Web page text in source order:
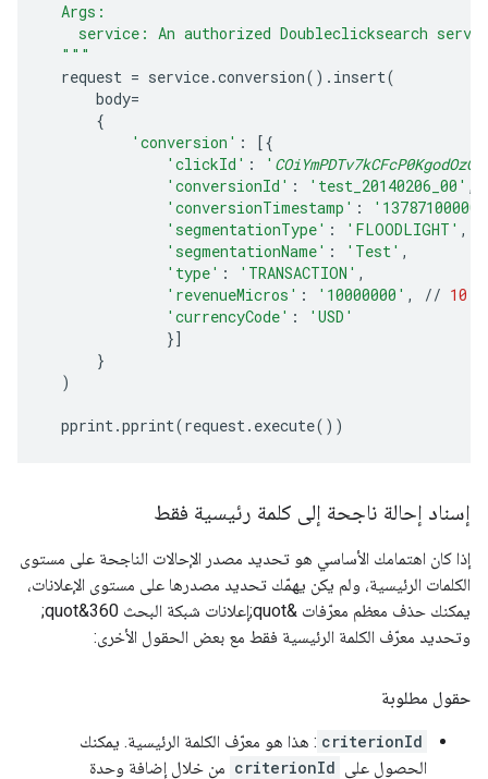
  Args:
service: An authorized Doubleclicksearch
  """
request = service.conversion() . insert(
body=
{
'conversion' :
[{
'clickId' : '
'conversionId' : 'test_20140206_00' ,
'conversionTimestamp' :
'segmentationType' : 'FLOODLIGHT' ,
'segmentationName' : 'Test' ,
'type' : 'TRANSACTION' ,
'revenueMicros' : '10000000' , // 10
'currencyCode' :
'USD'
}]
}
)
pprint.pprint(request. execute())
إسناد إحالة ناجحة إلى كلمة رئيسية فقط
إذا كان اهتمامك الأساسي هو تحديد مصدر الإحالات الناجحة على مستوى
الكلمات الرئيسية، ولم يكن يهمّك تحديد مصدرها على مستوى الإعلانات،
يمكنك حذف معظم معرّفات &quot;إعلانات شبكة البحث 360&quot;
وتحديد معرّف الكلمة الرئيسية فقط مع بعض الحقول الأخرى:
حقول مطلوبة
criterionId : هذا هو معرّف الكلمة الرئيسية. يمكنك
الحصول على criterionId من خلال إضافة وحدة